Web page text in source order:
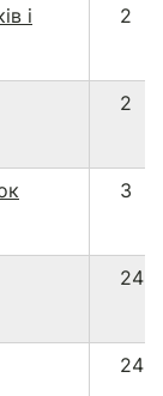
і
2
2
3
24
24